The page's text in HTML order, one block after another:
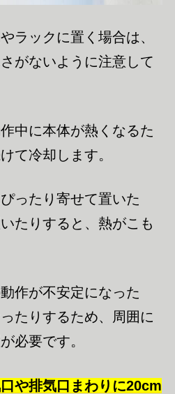
ラックに置く場合は、
がないように注意して
中に本体が熱くなるた
て冷却します。
ったり寄せて置いた
たりすると、熱がこも
作が不安定になった
たりするため、周囲に
必要です。
や排気口まわりに20cm